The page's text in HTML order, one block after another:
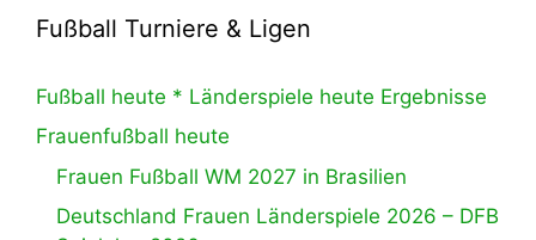
Fußball Turniere & Ligen
Fußball heute * Länderspiele heute Ergebnisse
Frauenfußball heute
Frauen Fußball WM 2027 in Brasilien
Deutschland Frauen Länderspiele 2026 – DFB